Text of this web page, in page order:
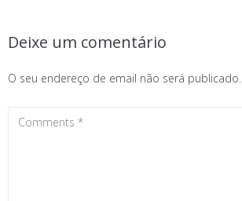
Deixe um comentário
O seu endereço de email não será publicado.